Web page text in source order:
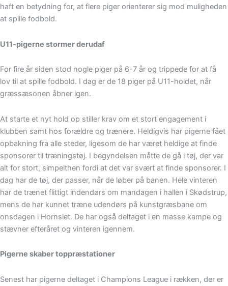
haft en betydning for, at flere piger orienterer sig mod muligheden
at spille fodbold.
U11-pigerne stormer derudaf
For fire år siden stod nogle piger på 6-7 år og trippede for at få
lov til at spille fodbold. I dag er de 18 piger på U11-holdet, når
græssæsonen åbner igen.
At starte et nyt hold op stiller krav om et stort engagement i
klubben samt hos forældre og trænere. Heldigvis har pigerne fået
opbakning fra alle steder, ligesom de har været heldige at finde
sponsorer til træningstøj. I begyndelsen måtte de gå i tøj, der var
alt for stort, simpelthen fordi at det var svært at finde sponsorer. I
dag har de tøj, der passer, når de løber på banen. Hele vinteren
har de trænet flittigt indendørs om mandagen i hallen i Skødstrup,
mens de har kunnet træne udendørs på kunstgræsbane om
onsdagen i Hornslet. De har også deltaget i en masse kampe og
stævner efteråret og vinteren igennem.
Pigerne skaber toppræstationer
Senest har pigerne deltaget i Champions League i rækken, der er